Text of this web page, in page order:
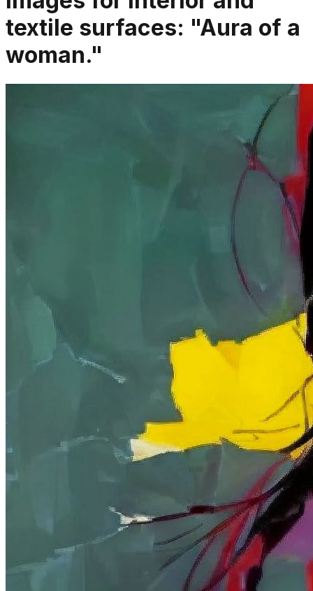
textile surfaces: "Aura of a
woman."